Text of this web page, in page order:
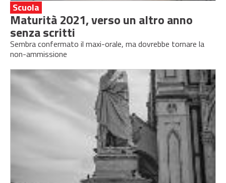
Scuola
Maturità 2021, verso un altro anno
senza scritti
Sembra confermato il maxi-orale, ma dovrebbe tornare la
non-ammissione